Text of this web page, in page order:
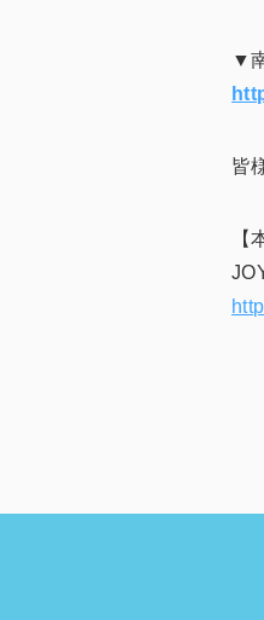
▼
皆
【